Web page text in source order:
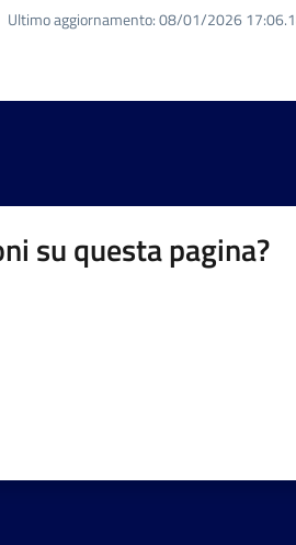
Ultimo aggiornamento:08/01/2026
su questa pagina?